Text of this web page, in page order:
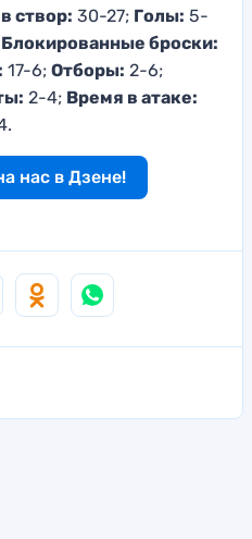
створ: 30-27; Голы: 5-
Блокированные броски:
17-6; Отборы: 2-6;
2-4; Время в атаке:
нас в Дзене!